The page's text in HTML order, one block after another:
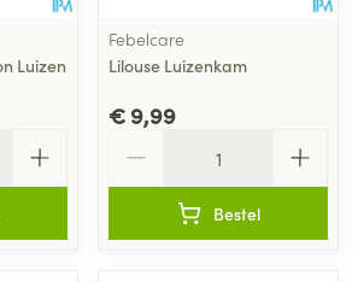
Luizen
Febelcare
Lilouse Luizenkam
€ 9,99
Bestel